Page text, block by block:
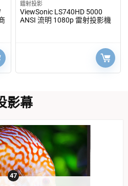
鐳射投影
ViewSonic LS740HD 5000
ANSI 流明 1080p 雷射投影機
影幕
47